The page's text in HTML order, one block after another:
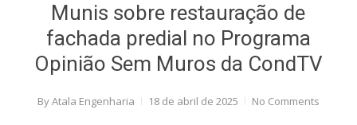
Munis sobre restauração de
fachada predial no Programa
Opinião Sem Muros da CondTV
ByAtala Engenharia 18 de abril de 2025 No Comments